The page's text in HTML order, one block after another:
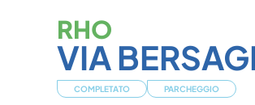
RHO
VIA
COMPLETATO PARCHEGGIO